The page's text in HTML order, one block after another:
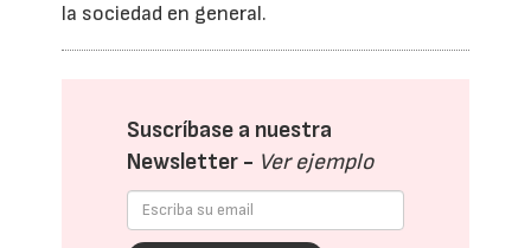
la sociedad en general.
Suscríbase a nuestra
Newsletter - Ver ejemplo